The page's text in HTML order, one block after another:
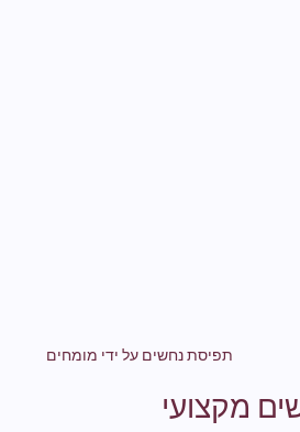
תפיסת נחשים על ידי מומחים
מקצועי